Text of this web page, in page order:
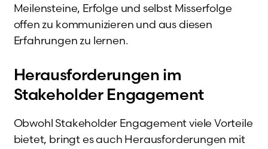
Meilensteine, Erfolge und selbst Misserfolge
offen zu kommunizieren und aus diesen
Erfahrungen zu lernen.
Herausforderungen im
Stakeholder Engagement
Obwohl Stakeholder Engagement viele Vorteile
bietet, bringt es auch Herausforderungen mit